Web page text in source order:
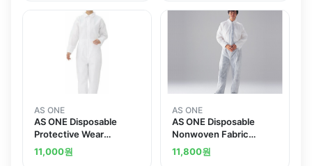
AS ONE
AS ONE Disposable
Protective Wear
Coverall M 1 Pieceand
others
11,000원
AS ONE
AS ONE Disposable
Nonwoven Fabric
Coverall 1 Pieceand
others
11,800원